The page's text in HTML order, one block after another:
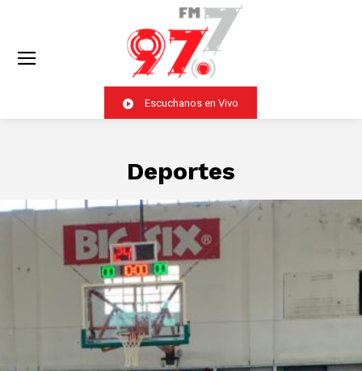
Escuchanos en Vivo
Deportes